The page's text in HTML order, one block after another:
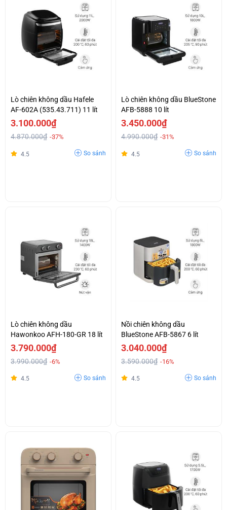
Lò chiên không dầu Hafele
AF-602A (535.43.711) 11 lít
3.100.000₫
4.870.000₫ -37%
4.5 So sánh
Lò chiên không dầu BlueStone
AFB-5888 10 lít
3.450.000₫
4.990.000₫ -31%
4.5 So sánh
Lò chiên không dầu
Hawonkoo AFH-180-GR 18 lít
3.790.000₫
3.990.000₫ -6%
4.5 So sánh
Nồi chiên không dầu
BlueStone AFB-5867 6 lít
3.040.000₫
3.590.000₫ -16%
4.5 So sánh